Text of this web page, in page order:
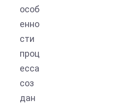
особ
енно
сти
проц
есса
соз
дан